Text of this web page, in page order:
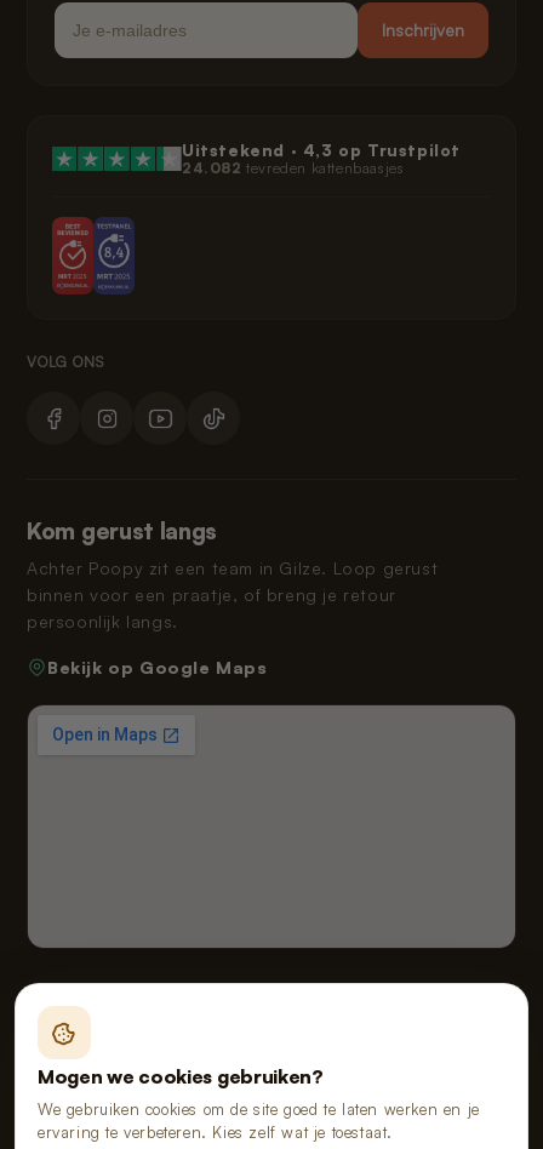
Email
Inschrijven
Uitstekend · 4,3 op Trustpilot
24.082 tevreden kattenbaasjes
Kom gerust langs
Achter Poopy zit een team in Gilze. Loop gerust
binnen voor een praatje, of breng je retour
persoonlijk langs.
Bekijk op Google Maps
Fealy B.V. handelend onder de naam van Poopy
Vloeiveld 5, 5126 RE Gilze, Nederland
KvK 91114268 · BTW NL865555667B01
Mogen we cookies gebruiken?
We gebruiken cookies om de site goed te laten werken en je
ervaring te verbeteren. Kies zelf wat je toestaat.